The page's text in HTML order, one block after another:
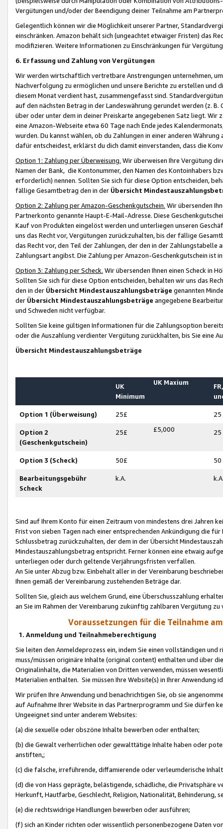
Vergütungen und/oder der Beendigung deiner Teilnahme am
Gelegentlich können wir die Möglichkeit unserer Partner,
einschränken. Amazon behält sich (ungeachtet etwaiger Fristen) das
modifizieren. Weitere Informationen zu Einschränkungen für
6. Erfassung und Zahlung von Vergütungen
Wir werden wirtschaftlich vertretbare Anstrengungen unternehmen,
Nachverfolgung zu ermöglichen und unsere Berichte zu erstellen und
diesem Monat verdient hast, zusammengefasst sind.
auf den nächsten Betrag in der Landeswährung gerundet werden (z.
über oder unter dem in deiner Preiskarte angegebenen Satz liegt.
eine Amazon-Webseite etwa 60 Tage nach Ende jedes
wurden. Du kannst wählen, ob du Zahlungen in einer anderen
dafür entscheidest, erklärst du dich damit einverstanden, dass die
Option 1: Zahlung per Überweisung. Wir überweisen Ihre Vergütung
Namen der Bank, die Kontonummer, den Namen des Kontoinhabers
erforderlich) nennen. Sollten Sie sich für diese Option entscheiden,
fällige Gesamtbetrag den in der Übersicht
Option 2: Zahlung per Amazon-Geschenkgutschein. Wir übersenden
Partnerkonto genannte Haupt-E-Mail-Adresse. Diese
Kauf von Produkten eingelöst werden und unterliegen unseren
uns das Recht vor, Vergütungen zurückzuhalten, bis der fällige
das Recht vor, den Teil der Zahlungen, der den in der
Zahlungsart angibst. Die Zahlung per Amazon-Geschenkgutschein ist
Option 3: Zahlung per Scheck. Wir übersenden Ihnen einen Scheck in
Sollten Sie sich für diese Option entscheiden, behalten wir uns das
den in der Übersicht Mindestauszahlungsbeträge genannten
der Übersicht Mindestauszahlungsbeträge angegebene
und Schweden nicht verfügbar.
Sollten Sie keine gültigen Informationen für die Zahlungsoption
oder die Auszahlung verdienter Vergütung zurückhalten, bis Sie
Übersicht Mindestauszahlungsbeträge
UK
Minimum
UK Maxium
Option 1 (Überweisung) 25£ 25
Option 2
(Geschenkgutschein)
25£ £5,000 25
Option 3 (Scheck) 50£ 50
Bearbeitungsgebühr
Scheck
k.A.
Sind auf Ihrem Konto für einen Zeitraum von mindestens drei Jahren
Frist von sieben Tagen nach einer entsprechenden Ankündigung die
Schlussbetrag zurückzuhalten, der dem in der Übersicht
Mindestauszahlungsbetrag entspricht. Ferner können eine etwaig
unterliegen oder durch geltende Verjährungsfristen verfallen.
An Sie unter Abzug bzw. Einbehalt aller in der Vereinbarung
Ihnen gemäß der Vereinbarung zustehenden Beträge dar.
Sollten Sie, gleich aus welchem Grund, eine Überschusszahlung
an Sie im Rahmen der Vereinbarung zukünftig zahlbaren Vergütung zu
Voraussetzungen für die Teilnahme
1. Anmeldung und Teilnahmeberechtigung
Sie leiten den Anmeldeprozess ein, indem Sie einen vollständigen
muss/müssen originäre Inhalte (original content) enthalten und über
Originalinhalte, die Materialien von Dritten verwenden, müssen
Materialien enthalten. Sie müssen Ihre Website(s) in Ihrer Anwendung
Wir prüfen Ihre Anwendung und benachrichtigen Sie, ob sie
auf Aufnahme Ihrer Website in das Partnerprogramm und Sie dürfen
Ungeeignet sind unter anderem Websites:
(a) die sexuelle oder obszöne Inhalte bewerben oder enthalten;
(b) die Gewalt verherrlichen oder gewalttätige Inhalte haben oder
anstiften,;
(c) die falsche, irreführende, diffamierende oder verleumderische
(d) die von Hass geprägte, belästigende, schädliche, die Privatsphäre
Herkunft, Hautfarbe, Geschlecht, Religion, Nationalität, Behinderung,
(e) die rechtswidrige Handlungen bewerben oder ausführen;
(f) sich an Kinder richten oder wissentlich personenbezogene Daten